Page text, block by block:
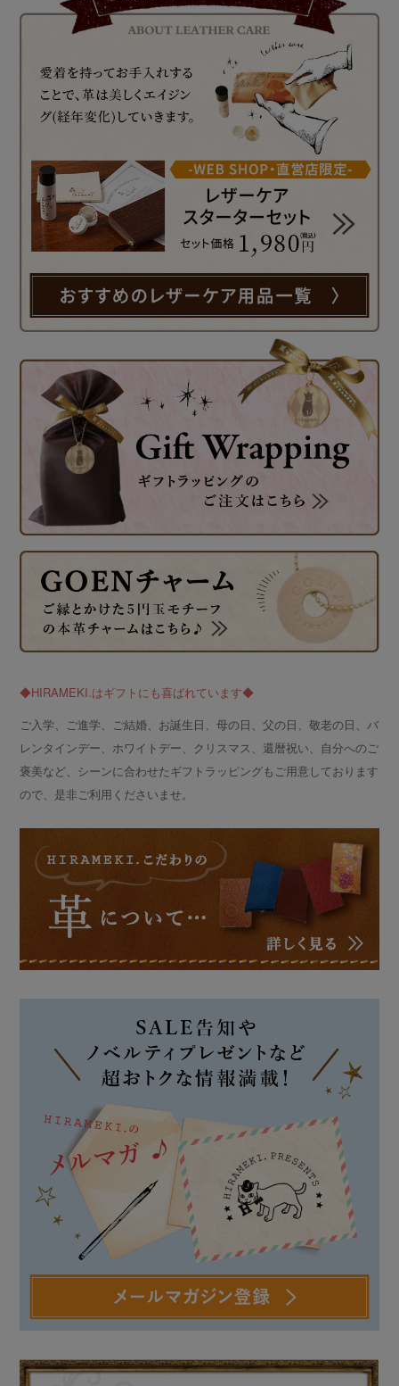
◆HIRAMEKI.はギフトにも喜ばれています◆
ご入学、ご進学、ご結婚、お誕生日、母の日、父の日、敬老の日、バ
レンタインデー、ホワイトデー、クリスマス、還暦祝い、自分へのご
褒美など、シーンに合わせたギフトラッピングもご用意しております
ので、是非ご利用くださいませ。